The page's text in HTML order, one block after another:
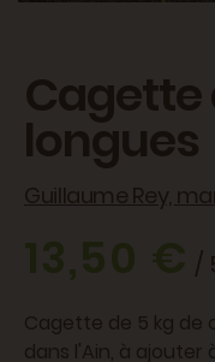
longues
Guillaume Rey,
13,50 €
/
Cagette de 5 kg de
dans l'Ain, à ajouter